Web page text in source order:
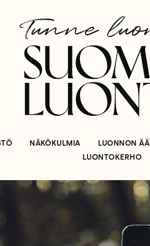
NÄKÖKULMIA LUONNON
LUONTOKERHO